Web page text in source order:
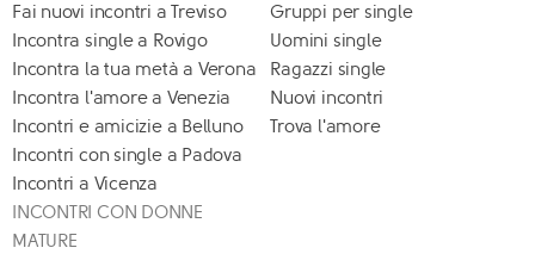
Fai nuovi incontri a Treviso
Incontra single a Rovigo
Incontra la tua metà a Verona
Incontra l'amore a Venezia
Incontri e amicizie a Belluno
Incontri con single a Padova
Incontri a Vicenza
Gruppi per single
Uomini single
Ragazzi single
Nuovi incontri
Trova l'amore
INCONTRI CON DONNE
MATURE